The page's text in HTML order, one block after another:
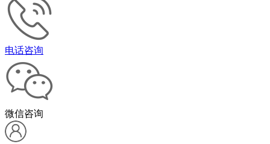
电话咨询
微信咨询